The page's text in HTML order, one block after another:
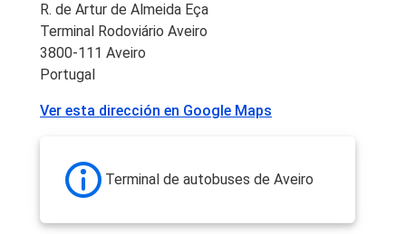
R. de Artur de Almeida Eça
Terminal Rodoviário Aveiro
3800-111 Aveiro
Portugal
Ver esta dirección en Google Maps
Terminal de autobuses de Aveiro